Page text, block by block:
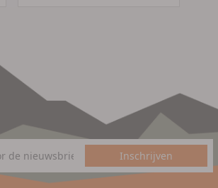
Inschrijven